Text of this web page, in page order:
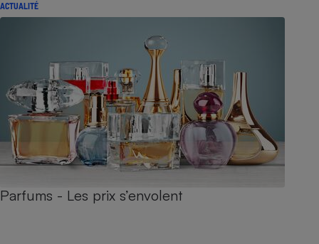
ACTUALITÉ
Parfums - Les prix s’envolent